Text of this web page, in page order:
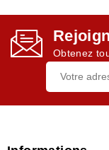
Obtenez